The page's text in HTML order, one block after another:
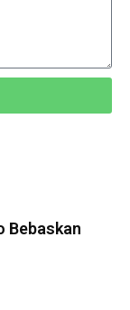
Bebaskan